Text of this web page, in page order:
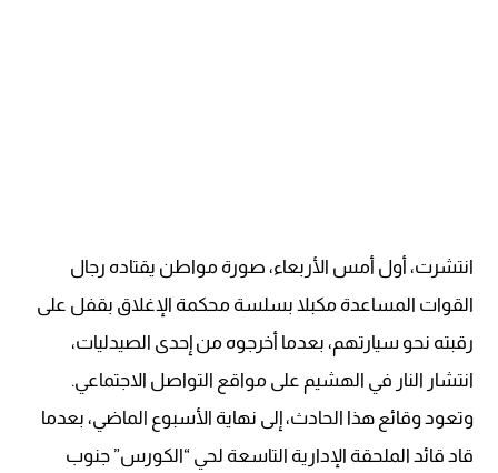
انتشرت، أول أمس الأربعاء، صورة مواطن يقتاده رجال
القوات المساعدة مكبلا بسلسة محكمة الإغلاق بقفل على
رقبته نحو سيارتهم، بعدما أخرجوه من إحدى الصيدليات،
انتشار النار في الهشيم على مواقع التواصل الاجتماعي.
وتعود وقائع هذا الحادث، إلى نهاية الأسبوع الماضي، بعدما
قاد قائد الملحقة الإدارية التاسعة لحي “الكورس” جنوب